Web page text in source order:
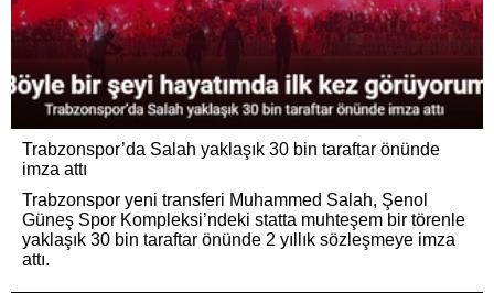
Trabzonspor’da Salah yaklaşık 30 bin taraftar önünde
imza attı
Trabzonspor yeni transferi Muhammed Salah, Şenol
Güneş Spor Kompleksi’ndeki statta muhteşem bir törenle
yaklaşık 30 bin taraftar önünde 2 yıllık sözleşmeye imza
attı.